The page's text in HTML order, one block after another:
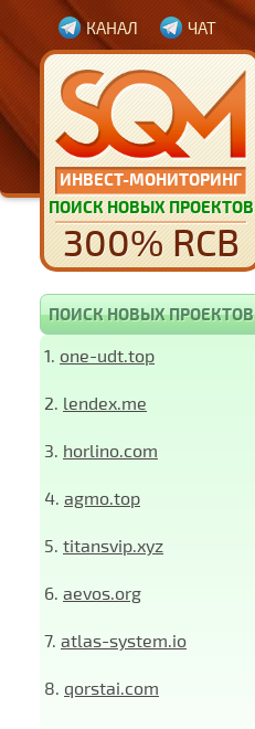
ИНВЕСТ-МОНИТОРИНГ
ПОИСК НОВЫХ ПРОЕКТОВ
300% RCB
КАНАЛ ЧАТ
ПОИСК НОВЫХ ПРОЕКТОВ
1. one-udt.top
2. lendex.me
3. horlino.com
4. agmo.top
5. titansvip.xyz
6. aevos.org
7. atlas-system.io
8. qorstai.com